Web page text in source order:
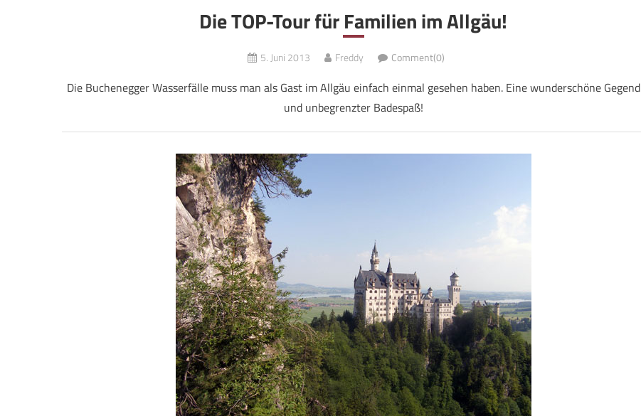
Die TOP-Tour für Familien im Allgäu!
5. Juni 2013 Freddy Comment(0)
Die Buchenegger Wasserfälle muss man als Gast im Allgäu einfach einmal gesehen haben. Eine wunderschöne Gegend
und unbegrenzter Badespaß!